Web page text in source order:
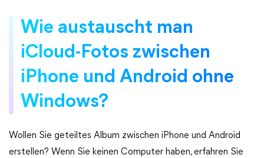
Wie austauscht man
iCloud-Fotos zwischen
iPhone und Android ohne
Windows?
Wollen Sie geteiltes Album zwischen iPhone und Android
erstellen? Wenn Sie keinen Computer haben, erfahren Sie